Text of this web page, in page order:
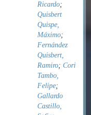
Ricardo;
Quisbert
Quispe,
Máximo;
Fernández
Quisbert,
Ramiro; Cori
Tambo,
Felipe;
Gallardo
Castillo,